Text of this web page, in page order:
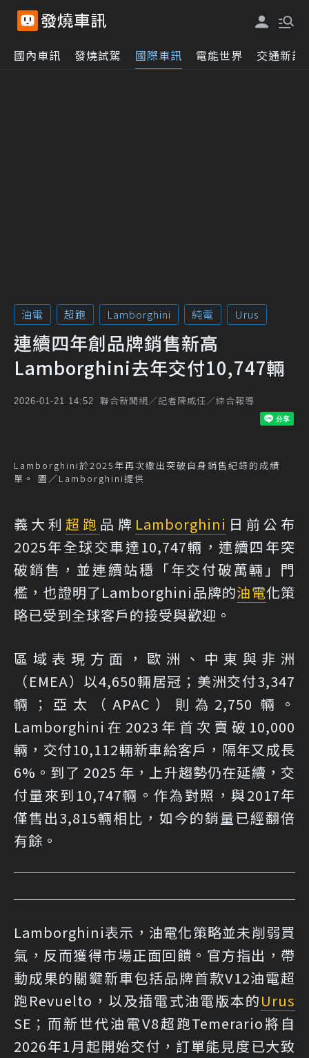
國內車訊 發燒試駕 國際車訊 電能世界 交通新訊
油電 超跑 Lamborghini 純電 Urus
連續四年創品牌銷售新高
Lamborghini去年交付10,747輛
2026-01-21 14:52 聯合新聞網／記者陳威任／綜合報導
Lamborghini於2025年再次繳出突破自身銷售紀錄的成績
單。 圖／Lamborghini提供
義大利 超跑 品牌 Lamborghini 日前公布
2025年全球交車達10,747輛，連續四年突
破銷售，並連續站穩「年交付破萬輛」門
檻，也證明了Lamborghini品牌的油電化策
略已受到全球客戶的接受與歡迎。
區域表現方面，歐洲、中東與非洲
（EMEA）以4,650輛居冠；美洲交付3,347
輛；亞太（APAC）則為2,750 輛。
Lamborghini在2023年首次賣破10,000
輛，交付10,112輛新車給客戶，隔年又成長
6%。到了 2025 年，上升趨勢仍在延續，交
付量來到10,747輛。作為對照，與2017年
僅售出3,815輛相比，如今的銷量已經翻倍
有餘。
Lamborghini表示，油電化策略並未削弱買
氣，反而獲得市場正面回饋。官方指出，帶
動成果的關鍵新車包括品牌首款V12油電超
跑Revuelto，以及插電式油電版本的Urus
SE；而新世代油電V8超跑Temerario將自
2026年1月起開始交付，訂單能見度已大致